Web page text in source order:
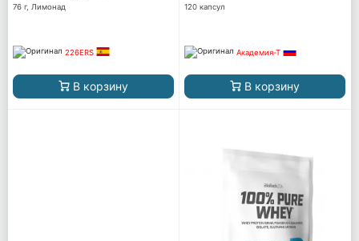
76 г, Лимонад
226ERS
В корзину
120 капсул
Академия-Т
В корзину